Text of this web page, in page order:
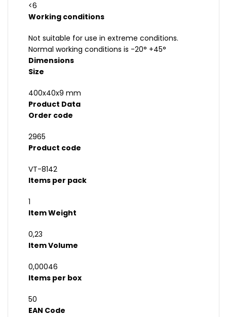
<6
Working conditions
Not suitable for use in extreme conditions.
Normal working conditions is -20° +45°
Dimensions
Size
400x40x9 mm
Product Data
Order code
2965
Product code
VT-8142
Items per pack
1
Item Weight
0,23
Item Volume
0,00046
Items per box
50
EAN Code